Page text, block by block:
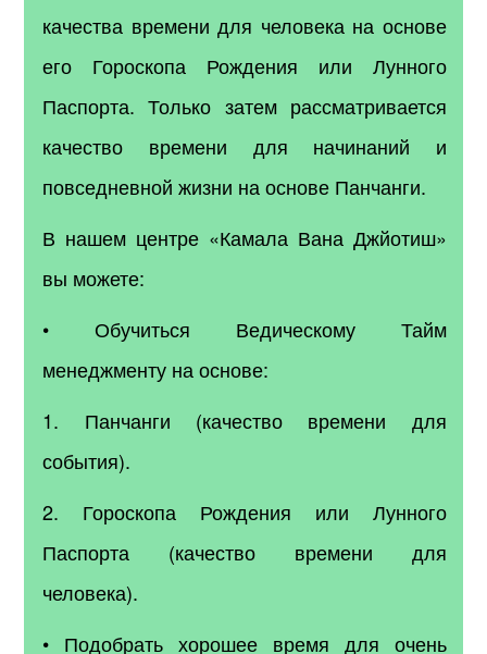
качества времени для человека на основе
его Гороскопа Рождения или Лунного
Паспорта. Только затем рассматривается
качество времени для начинаний и
повседневной жизни на основе Панчанги.
В нашем центре «Камала Вана Джйотиш»
вы можете:
• Обучиться Ведическому Тайм
менеджменту на основе:
1. Панчанги (качество времени для
события).
2. Гороскопа Рождения или Лунного
Паспорта (качество времени для
человека).
• Подобрать хорошее время для очень